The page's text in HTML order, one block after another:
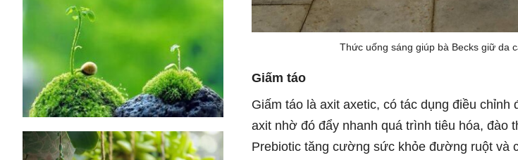
Thức uống sáng giúp bà Becks giữ da
Giấm táo
Giấm táo là axit axetic, có tác dụng điều chỉnh
axit nhờ đó đẩy nhanh quá trình tiêu hóa, đào
Prebiotic tăng cường sức khỏe đường ruột và